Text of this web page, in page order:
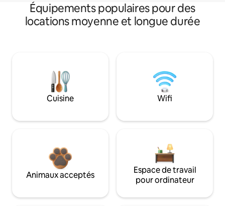
Équipements populaires pour des
locations moyenne et longue durée
Cuisine Wifi
Animaux acceptés
Espace de travail
pour ordinateur